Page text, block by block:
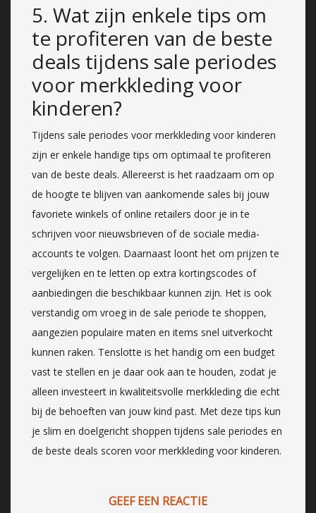
5. Wat zijn enkele tips om
te profiteren van de beste
deals tijdens sale periodes
voor merkkleding voor
kinderen?
Tijdens sale periodes voor merkkleding voor kinderen
zijn er enkele handige tips om optimaal te profiteren
van de beste deals. Allereerst is het raadzaam om op
de hoogte te blijven van aankomende sales bij jouw
favoriete winkels of online retailers door je in te
schrijven voor nieuwsbrieven of de sociale media-
accounts te volgen. Daarnaast loont het om prijzen te
vergelijken en te letten op extra kortingscodes of
aanbiedingen die beschikbaar kunnen zijn. Het is ook
verstandig om vroeg in de sale periode te shoppen,
aangezien populaire maten en items snel uitverkocht
kunnen raken. Tenslotte is het handig om een budget
vast te stellen en je daar ook aan te houden, zodat je
alleen investeert in kwaliteitsvolle merkkleding die echt
bij de behoeften van jouw kind past. Met deze tips kun
je slim en doelgericht shoppen tijdens sale periodes en
de beste deals scoren voor merkkleding voor kinderen.
GEEF EEN REACTIE